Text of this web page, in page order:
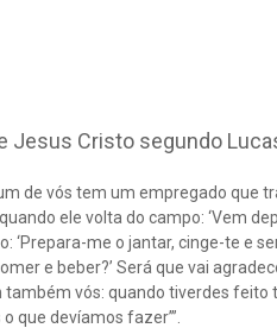
Jesus Cristo segundo
de vós tem um empregado que
ele volta do campo: ‘Vem
‘Prepara-me o jantar, cinge-te e
e beber?’ Será que vai
vós: quando tiverdes feito
que devíamos fazer’”.